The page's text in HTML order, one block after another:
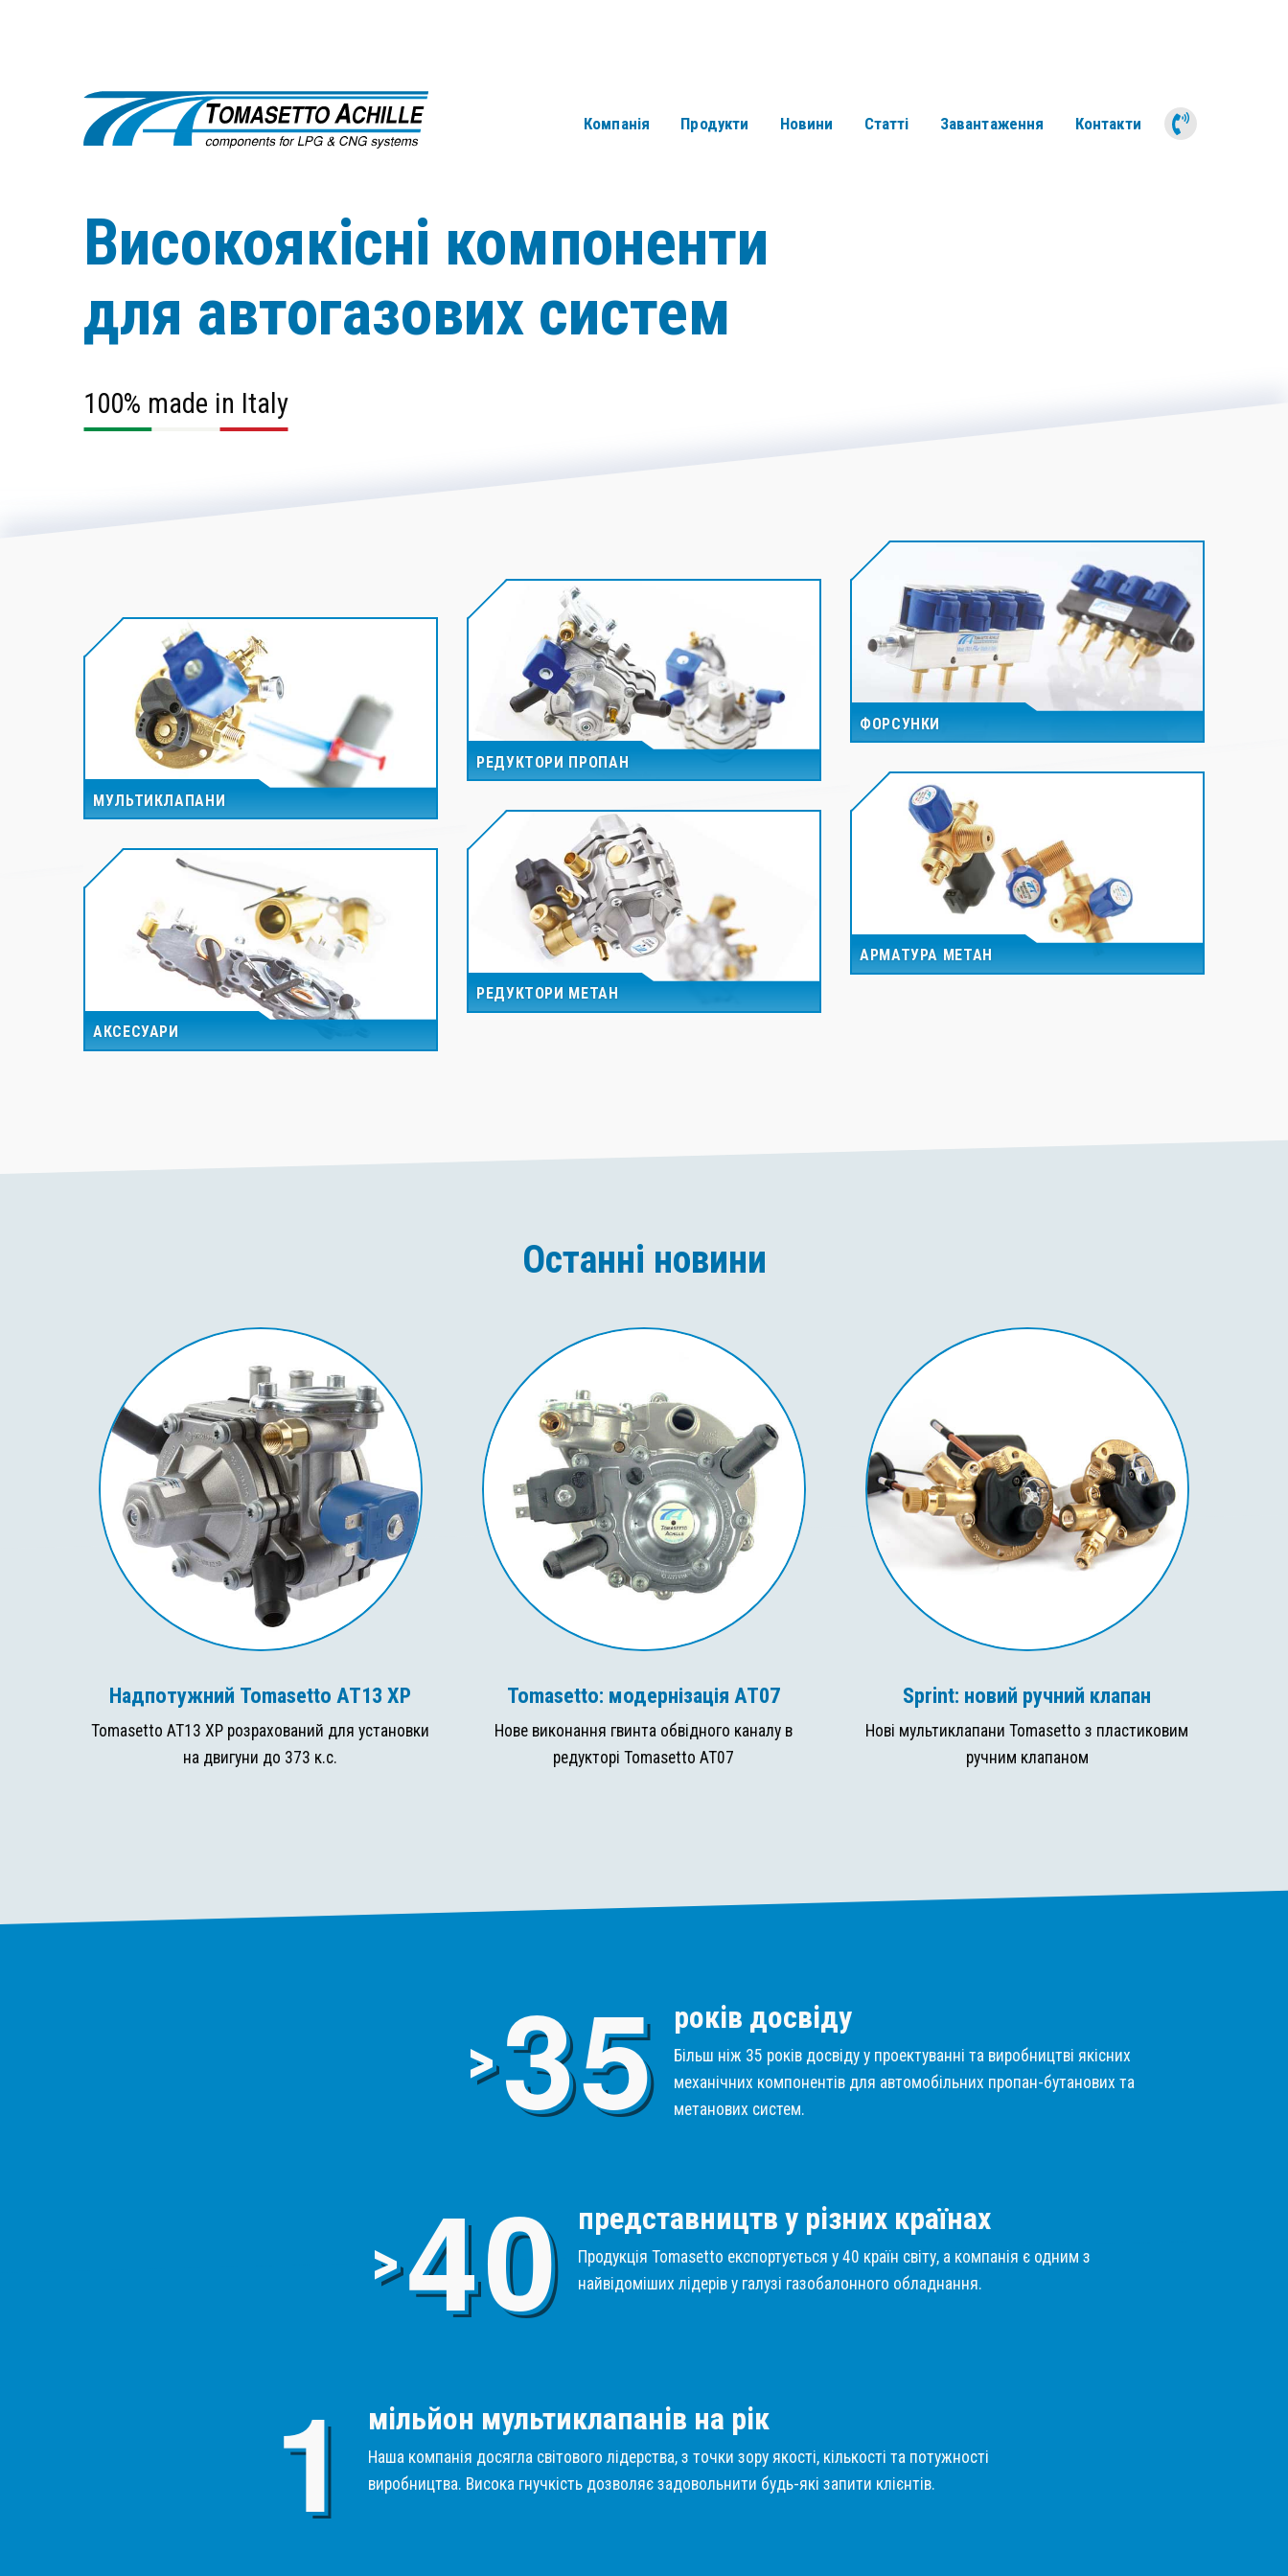
Компанія Продукти Новини Статті Завантаження Контакти
Високоякісні компоненти
для автогазових систем
100% made in Italy
МУЛЬТИКЛАПАНИ
РЕДУКТОРИ ПРОПАН
ФОРСУНКИ
АКСЕСУАРИ
РЕДУКТОРИ МЕТАН
АРМАТУРА МЕТАН
Останні новини
Надпотужний Tomasetto AT13 XP
Tomasetto AT13 XP розрахований для установки
на двигуни до 373 к.с.
Tomasetto: модернізація AT07
Нове виконання гвинта обвідного каналу в
редукторі Tomasetto AT07
Sprint: новий ручний клапан
Нові мультиклапани Tomasetto з пластиковим
ручним клапаном
>3
5
років досвіду
Більш ніж 35 років досвіду у проектуванні та виробництві якісних
механічних компонентів для автомобільних пропан-бутанових та
метанових систем.
>4
0
представництв у різних країнах
Продукція Tomasetto експортується у 40 країн світу, а компанія є одним з
найвідоміших лідерів у галузі газобалонного обладнання.
1
мільйон мультиклапанів на рік
Наша компанія досягла світового лідерства, з точки зору якості, кількості та потужності
виробництва. Висока гнучкість дозволяє задовольнити будь-які запити клієнтів.